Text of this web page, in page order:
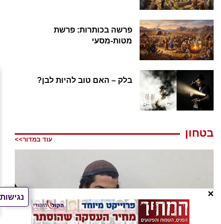
נגישות
פרשה בכותרות: פרשת
מטות-מסעי
בלק – האם טוב להיות לבן?
בטחון
עוד במדור>>
×